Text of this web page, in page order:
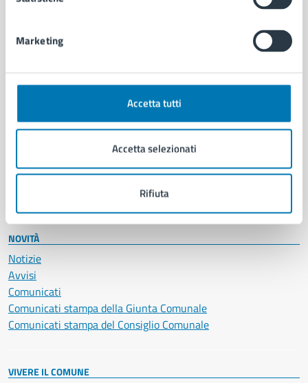
Marketing
Accetta tutti
Accetta selezionati
Rifiuta
CATEGORIE DI SERVIZIO
Anagrafe e stato civile
Giustizia e sicurezza pubblica
Salute, benessere e assistenza
Servizi Cimiteriali
NOVITÀ
Notizie
Avvisi
Comunicati
Comunicati stampa della Giunta Comunale
Comunicati stampa del Consiglio Comunale
VIVERE IL COMUNE